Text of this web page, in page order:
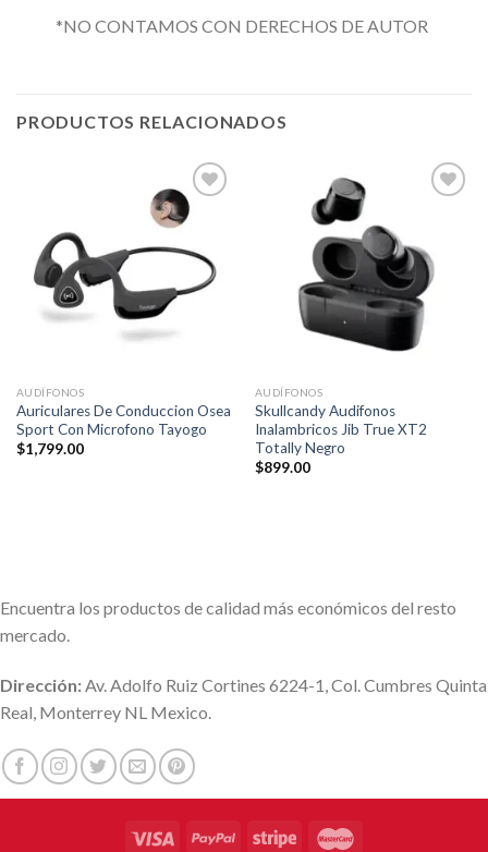
*NO CONTAMOS CON DERECHOS DE AUTOR
PRODUCTOS RELACIONADOS
Añadir
deseos
AUDÍFONOS
Auriculares De Conduccion Osea
Sport Con Microfono Tayogo
$1,799.00
deseos
AUDÍFONOS
Skullcandy Audifonos
Inalambricos Jib True XT2
Totally Negro
$899.00
Encuentra los productos de calidad más económicos del resto
mercado.
Dirección: Av. Adolfo Ruiz Cortines 6224-1, Col. Cumbres Quinta
Real, Monterrey NL Mexico.